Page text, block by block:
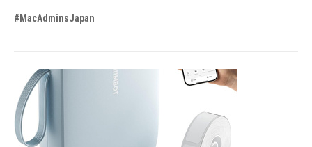
#MacAdminsJapan